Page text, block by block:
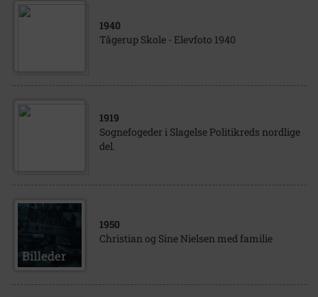
1940
Tågerup Skole - Elevfoto 1940
1919
Sognefogeder i Slagelse Politikreds nordlige
del.
1950
Christian og Sine Nielsen med familie